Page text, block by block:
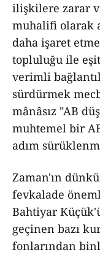
ilişkilere zarar
muhalifi olarak
daha işaret
topluluğu ile
verimli
sürdürmek
mânâsız "AB
muhtemel bir
adım
Zaman'ın
fevkalade
Bahtiyar
geçinen bazı
fonlarından